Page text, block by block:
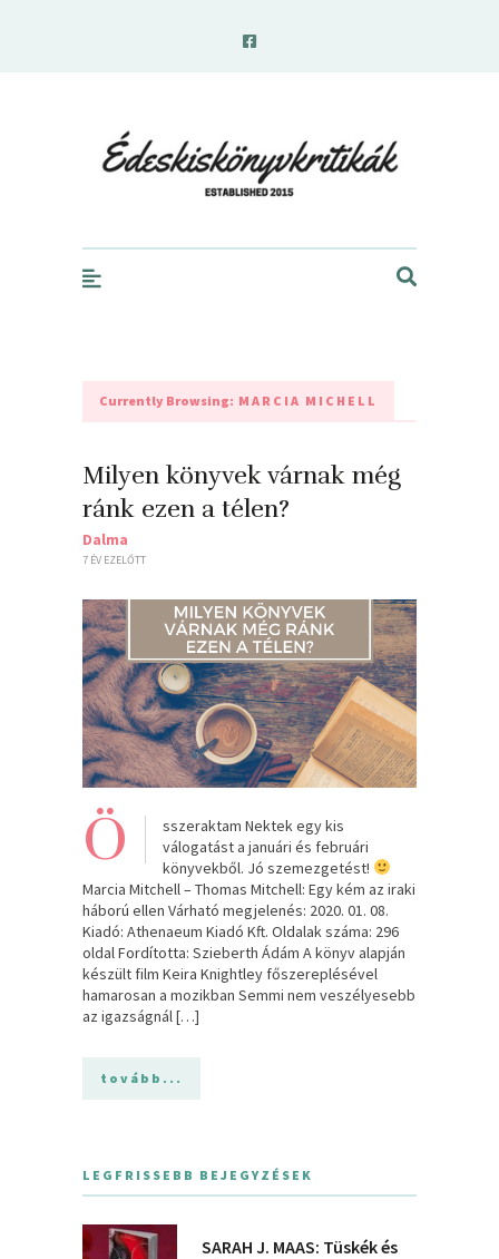
Currently Browsing: MARCIA MICHELL
Milyen könyvek várnak még
ránk ezen a télen?
Dalma
7 ÉV EZELŐTT
Ö
sszeraktam Nektek egy kis
válogatást a januári és februári
könyvekből. Jó szemezgetést!
Marcia Mitchell – Thomas Mitchell: Egy kém az iraki
háború ellen Várható megjelenés: 2020. 01. 08.
Kiadó: Athenaeum Kiadó Kft. Oldalak száma: 296
oldal Fordította: Szieberth Ádám A könyv alapján
készült film Keira Knightley főszereplésével
hamarosan a mozikban Semmi nem veszélyesebb
az igazságnál […]
tovább...
LEGFRISSEBB BEJEGYZÉSEK
SARAH J. MAAS: Tüskék és